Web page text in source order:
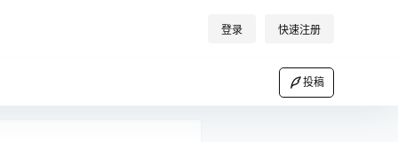
登录 快速注册
投稿